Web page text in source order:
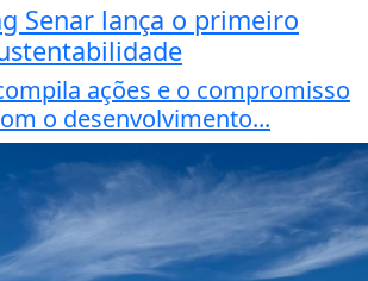
Senar lança o primeiro
ações e o compromisso
o desenvolvimento...